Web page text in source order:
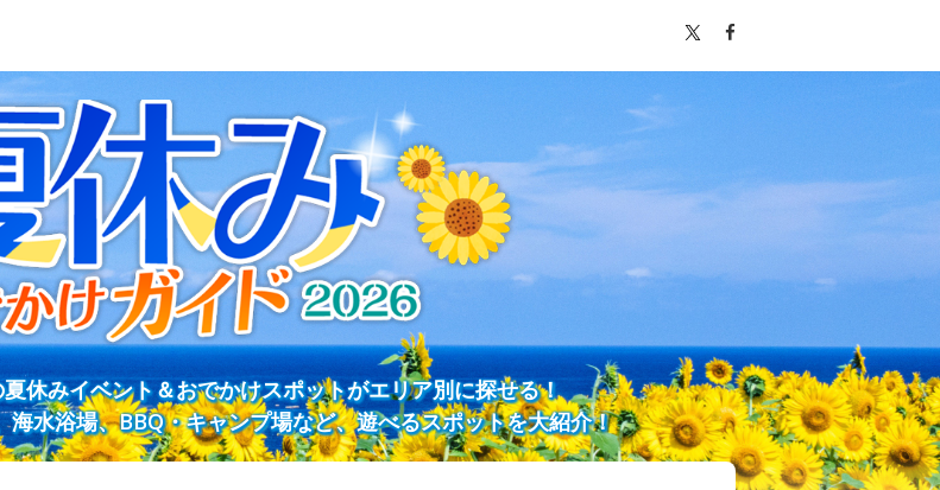
休みイベント＆おでかけスポットがエリア別に探せる！
水浴場、BBQ・キャンプ場など、遊べるスポットを大紹介！